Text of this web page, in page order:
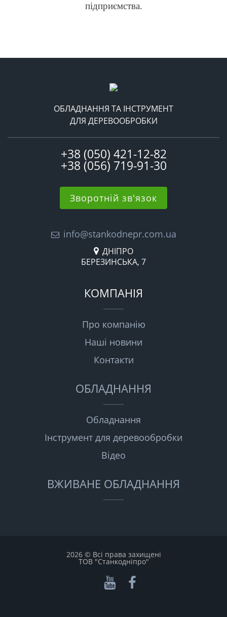
підприємства.
ОБЛАДНАННЯ ТА ІНСТРУМЕНТ
ДЛЯ ДЕРЕВООБРОБКИ
+38 (050) 421-12-82
+38 (056) 719-91-30
Зворотній зв'язок
info@stankodnepr.com.ua
ДНІПРО
БЕРЕЗИНСЬКА, 7
КОМПАНІЯ
Про компанію
Наші новини
Контакти
ОБЛАДНАННЯ
Обладнання
Інструмент для деревообробки
Відео
ВЖИВАНЕ ОБЛАДНАННЯ
2026 © Всі права захищені
ТОВ "Станкодніпро"